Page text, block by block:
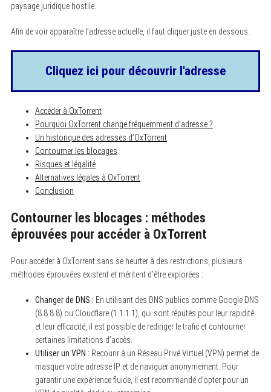
paysage juridique hostile.
Afin de voir apparaître l’adresse actuelle, il faut cliquer juste en dessous.
Cliquez ici pour découvrir l'adresse
Accéder à OxTorrent
Pourquoi OxTorrent change fréquemment d’adresse ?
Un historique des adresses d’OxTorrent
Contourner les blocages
Risques et légalité
Alternatives légales à OxTorrent
Conclusion
Contourner les blocages : méthodes
éprouvées pour accéder à OxTorrent
Pour accéder à OxTorrent sans se heurter à des restrictions, plusieurs
méthodes éprouvées existent et méritent d’être explorées :
Changer de DNS : En utilisant des DNS publics comme Google DNS
(8.8.8.8) ou Cloudflare (1.1.1.1), qui sont réputés pour leur rapidité
et leur efficacité, il est possible de rediriger le trafic et contourner
certaines limitations d’accès.
Utiliser un VPN : Recourir à un Réseau Privé Virtuel (VPN) permet de
masquer votre adresse IP et de naviguer anonymement. Pour
garantir une expérience fluide, il est recommandé d’opter pour un
e
a
r
h
o
: